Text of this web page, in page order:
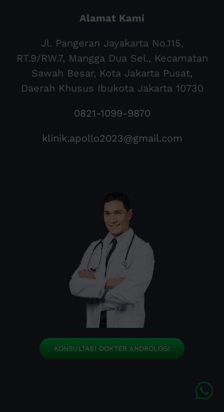
Alamat Kami
Jl. Pangeran Jayakarta No.115,
RT.9/RW.7, Mangga Dua Sel., Kecamatan
Sawah Besar, Kota Jakarta Pusat,
Daerah Khusus Ibukota Jakarta 10730
0821-1099-9870
klinik.apollo2023@gmail.com
KONSULTASI DOKTER ANDROLOGI